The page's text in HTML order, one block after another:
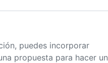
puedes incorporar
propuesta para hacer un